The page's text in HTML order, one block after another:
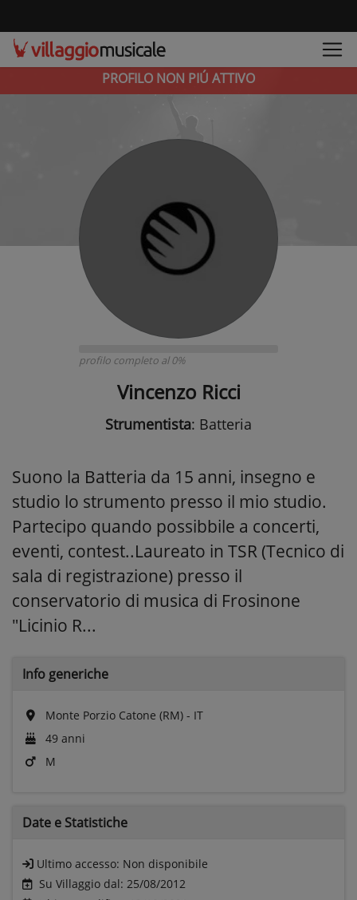
PROFILO NON PIÚ ATTIVO
profilo completo al 0%
Vincenzo Ricci
Strumentista: Batteria
Suono la Batteria da 15 anni, insegno e
studio lo strumento presso il mio studio.
Partecipo quando possibbile a concerti,
eventi, contest..Laureato in TSR (Tecnico di
sala di registrazione) presso il
conservatorio di musica di Frosinone
"Licinio R...
Info generiche
Monte Porzio Catone (RM) - IT
49 anni
M
Date e Statistiche
Ultimo accesso: Non disponibile
Su Villaggio dal: 25/08/2012